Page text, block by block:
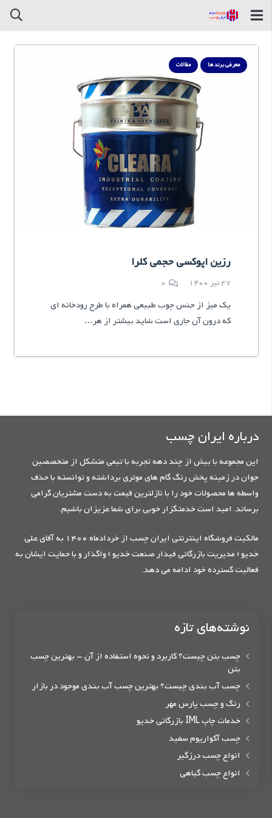
معرفی برند ها مقالات
رزین اپوکسی حجمی کلرا
27 تیر 1400 0
یک میز از جنس چوب طبیعی همراه با طرح رودخانه ای
که درون آن جاری است شاید بیشتر از هر…
درباره ایران چسب
این مجموعه با بیش از چند دهه تجربه با تیمی متشکل از متخصصین
جوان در زمینه پخش رنگ گام های موثری برداشته و توانسته با حذف
واسطه ها محصولات خود را با نازلترین قیمت به دست مشتریان گرامی
برساند. امید است خدمتگزار خوبی برای شما عزیزان باشیم.
مالکیت فروشگاه اینترنتی ایران چسب از خردادماه 1400 به آقای علی
خدیو ( مدیریت بازرگانی فیدار صنعت خدیو ) واگذار و با حمایت ایشان به
فعالیت گسترده خود ادامه می دهد.
نوشته‌های تازه
چسب بتن چیست؟ کاربرد و نحوه استفاده از آن – بهترین چسب
بتن
چسب آب بندی چیست؟ بهترین چسب آب بندی موجود در بازار
رنگ و چسب پارس مهر
خدمات چاپ IML بازرگانی خدیو
چسب آکواریوم سفید
انواع چسب درزگیر
انواع چسب گیاهی